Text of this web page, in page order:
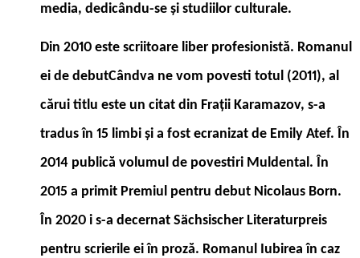
media, dedicându-se şi studiilor culturale.
Din 2010 este scriitoare liber profesionistă. Romanul
ei de debutCândva ne vom povesti totul (2011), al
cărui titlu este un citat din Fraţii Karamazov, s-a
tradus în 15 limbi şi a fost ecranizat de Emily Atef. În
2014 publică volumul de povestiri Muldental. În
2015 a primit Premiul pentru debut Nicolaus Born.
În 2020 i s-a decernat Sächsischer Literaturpreis
pentru scrierile ei în proză. Romanul Iubirea în caz